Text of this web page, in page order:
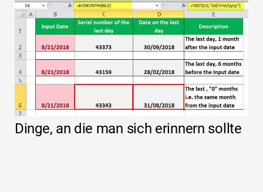
Dinge, an die man sich erinnern sollte